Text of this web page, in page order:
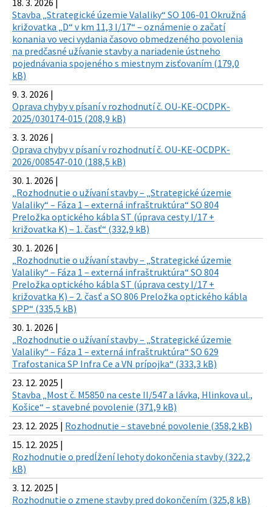
18. 3. 2026 |
Stavba „Strategické územie Valaliky“ SO 106-01 Okružná
križovatka „D“ v km 11,3 I/17“ – oznámenie o začatí
konania vo veci vydania časovo obmedzeného povolenia
na predčasné užívanie stavby a nariadenie ústneho
pojednávania spojeného s miestnym zisťovaním (179,0
kB)
9. 3. 2026 |
Oprava chyby v písaní v rozhodnutí č. OU-KE-OCDPK-
2025/030174-015 (208,9 kB)
3. 3. 2026 |
Oprava chyby v písaní v rozhodnutí č. OU-KE-OCDPK-
2026/008547-010 (188,5 kB)
30. 1. 2026 |
„Rozhodnutie o užívaní stavby – „Strategické územie
Valaliky“ – Fáza 1 – externá infraštruktúra“ SO 804
Preložka optického kábla ST (úprava cesty I/17 +
križovatka K) – 1. časť“ (332,9 kB)
30. 1. 2026 |
„Rozhodnutie o užívaní stavby – „Strategické územie
Valaliky“ – Fáza 1 – externá infraštruktúra“ SO 804
Preložka optického kábla ST (úprava cesty I/17 +
križovatka K) – 2. časť a SO 806 Preložka optického kábla
SPP“ (335,5 kB)
30. 1. 2026 |
„Rozhodnutie o užívaní stavby – „Strategické územie
Valaliky“ – Fáza 1 – externá infraštruktúra“ SO 629
Trafostanica SP Infra Ce a VN prípojka“ (333,3 kB)
23. 12. 2025 |
Stavba „Most č. M5850 na ceste II/547 a lávka, Hlinkova ul.,
Košice“ – stavebné povolenie (371,9 kB)
23. 12. 2025 | Rozhodnutie – stavebné povolenie (358,2 kB)
15. 12. 2025 |
Rozhodnutie o predĺžení lehoty dokončenia stavby (322,2
kB)
3. 12. 2025 |
Rozhodnutie o zmene stavby pred dokončením (325,8 kB)